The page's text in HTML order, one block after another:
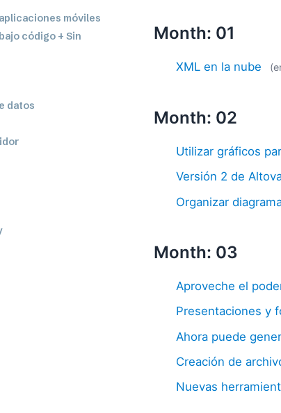
móviles
código + Sin
datos
Month: 01
XML en la nube
Month: 02
Utilizar gráficos
Versión 2 de
Organizar
Month: 03
Aproveche el
Presentaciones y
Ahora puede
Creación de
Nuevas